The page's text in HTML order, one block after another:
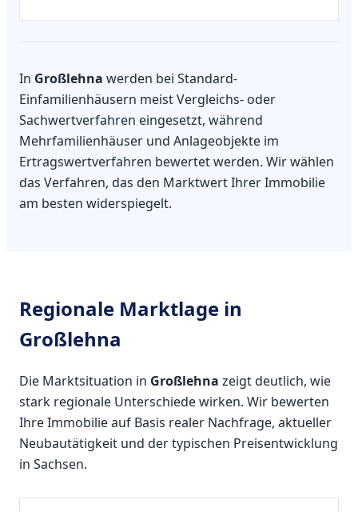
In Großlehna werden bei Standard-
Einfamilienhäusern meist Vergleichs- oder
Sachwertverfahren eingesetzt, während
Mehrfamilienhäuser und Anlageobjekte im
Ertragswertverfahren bewertet werden. Wir wählen
das Verfahren, das den Marktwert Ihrer Immobilie
am besten widerspiegelt.
Regionale Marktlage in
Großlehna
Die Marktsituation in Großlehna zeigt deutlich, wie
stark regionale Unterschiede wirken. Wir bewerten
Ihre Immobilie auf Basis realer Nachfrage, aktueller
Neubautätigkeit und der typischen Preisentwicklung
in Sachsen.